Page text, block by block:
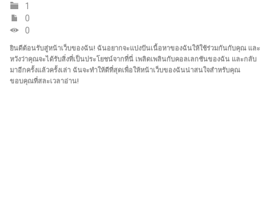
1
0
0
ยินดีต้อนรับสู่หน้าเว็บของฉัน! ฉันอยากจะแบ่งปันเนื้อหาของฉันให้ใช้ร่วมกันกับคุณ และ
หวังว่าคุณจะได้รับสิ่งที่เป็นประโยชน์จากที่นี่ เพลิดเพลินกับคอลเลกชันของฉัน และกลับ
มาอีกครั้งแล้วครั้งเล่า ฉันจะทำให้ดีที่สุดเพื่อให้หน้าเว็บของฉันน่าสนใจสำหรับคุณ
ขอบคุณที่สละเวลาอ่าน!